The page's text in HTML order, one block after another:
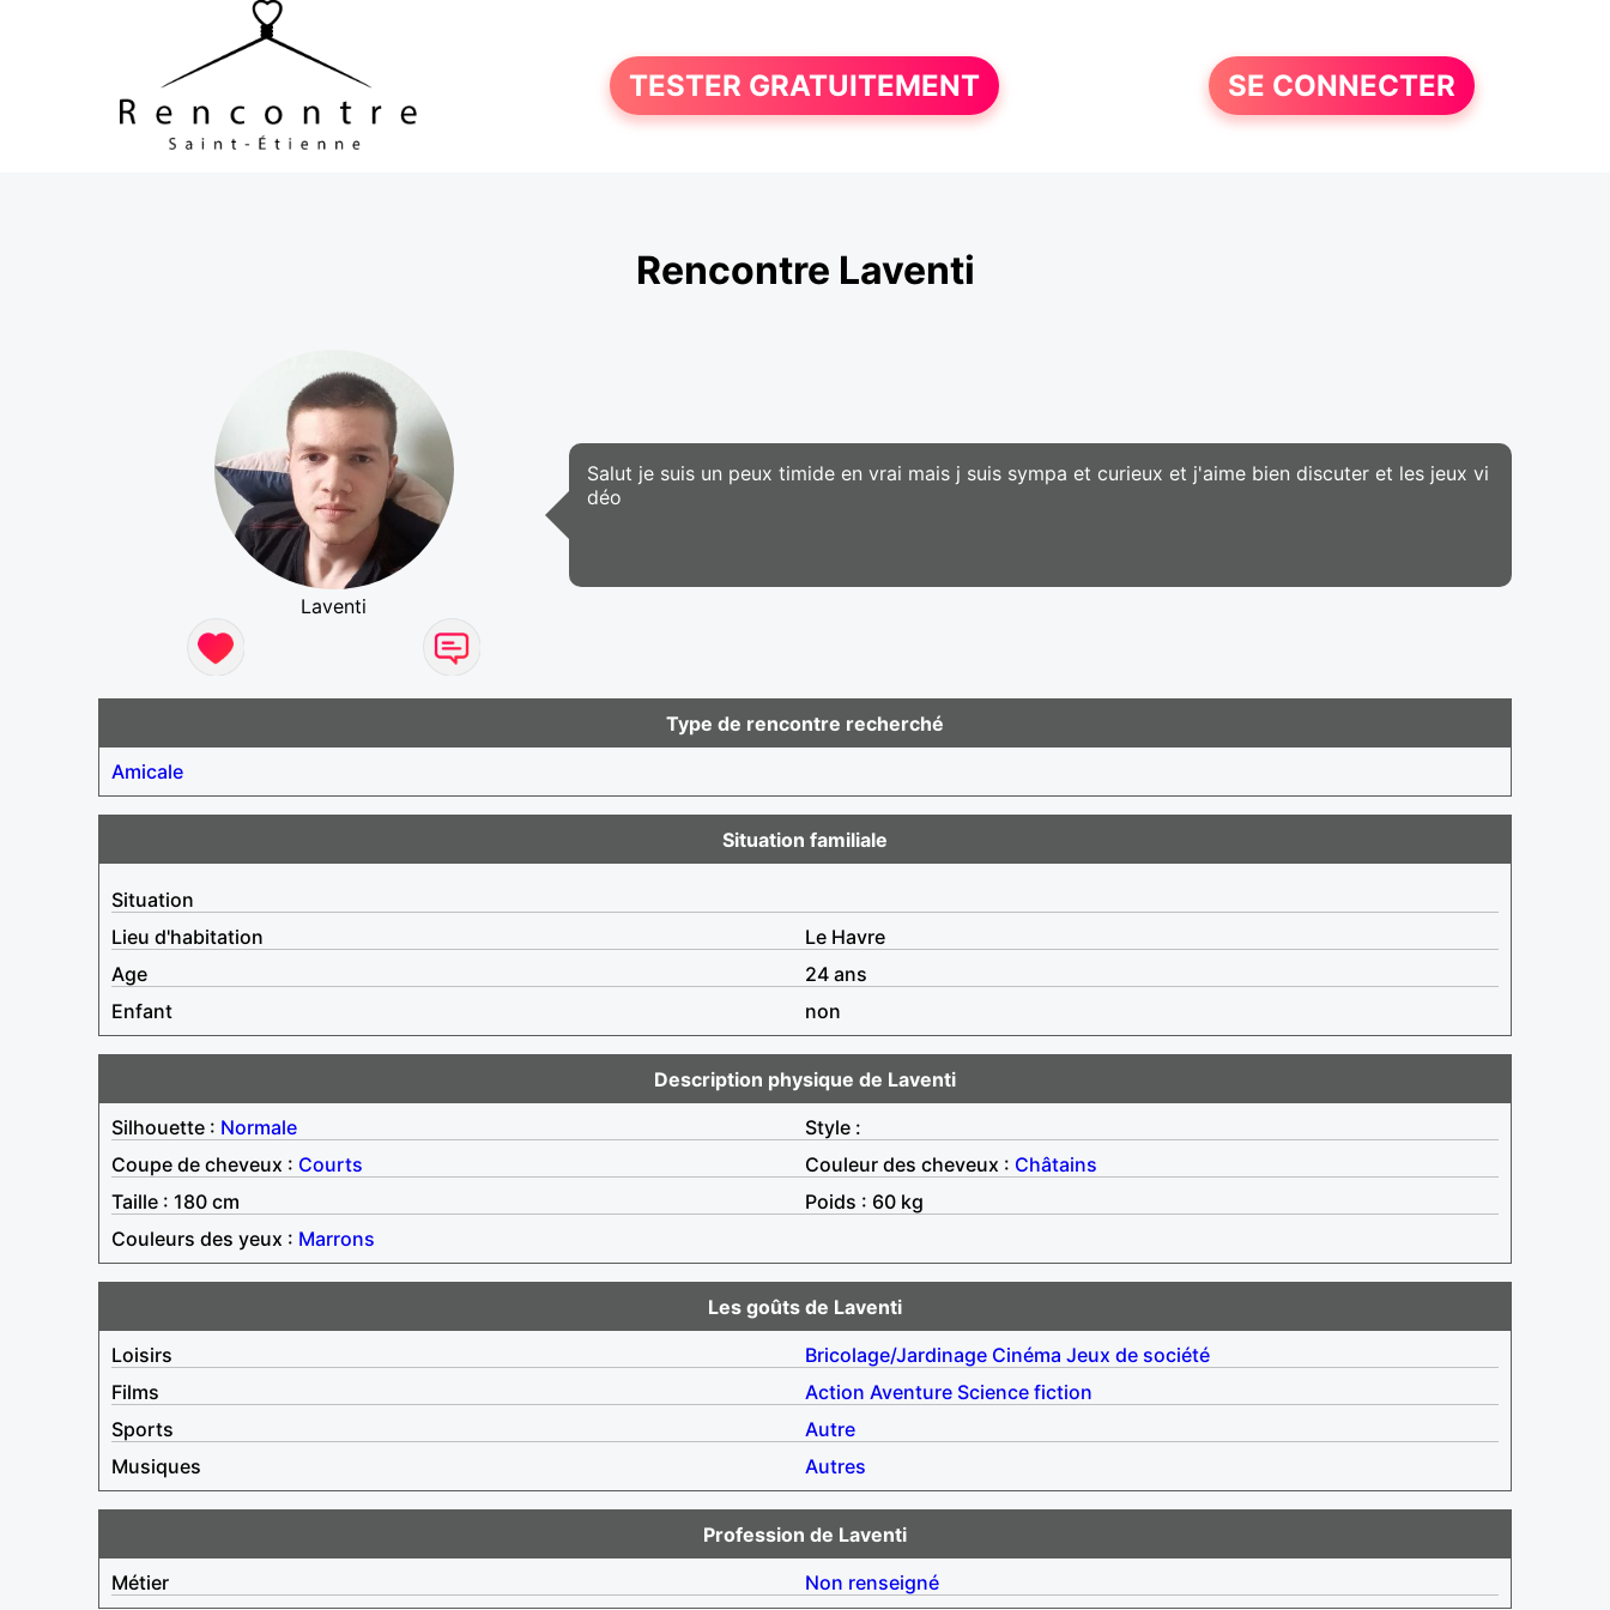
TESTER GRATUITEMENT SE CONNECTER
Rencontre Laventi
Laventi
Salut je suis un peux timide en vrai mais j suis sympa et curieux et j'aime bien discuter et les jeux vi
déo
Type de rencontre recherché
Amicale
Situation familiale
Situation
Lieu d'habitation
Le Havre
Age
24 ans
Enfant
non
Description physique de Laventi
Silhouette : Normale
Style :
Coupe de cheveux : Courts Couleur des cheveux : Châtains
Taille : 180 cm
Poids : 60 kg
Couleurs des yeux : Marrons
Les goûts de Laventi
Loisirs
Bricolage/Jardinage Cinéma Jeux de société
Films
Action Aventure Science fiction
Sports
Autre
Musiques
Autres
Profession de Laventi
Métier
Non renseigné